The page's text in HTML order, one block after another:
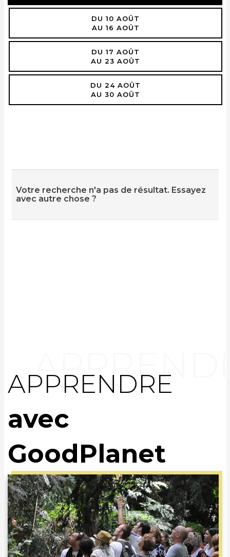
DU 10 AOÛT
AU 16 AOÛT
DU 17 AOÛT
AU 23 AOÛT
DU 24 AOÛT
AU 30 AOÛT
Votre recherche n'a pas de résultat. Essayez
avec autre chose ?
APPRENDRE
avec
GoodPlanet